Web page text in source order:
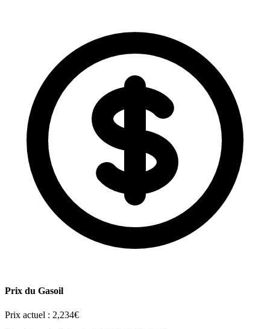
Prix du Gasoil
Prix actuel : 2,234€